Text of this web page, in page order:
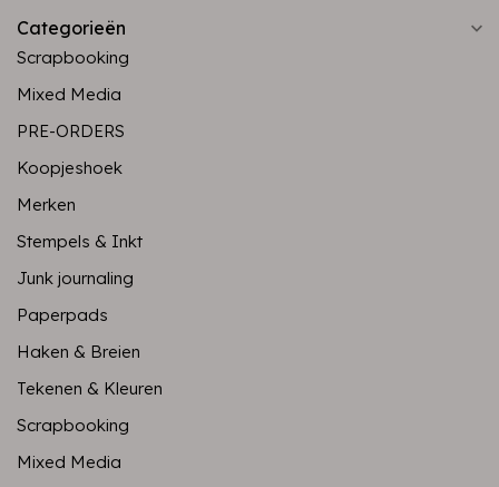
Categorieën
Scrapbooking
Mixed Media
PRE-ORDERS
Koopjeshoek
Merken
Stempels & Inkt
Junk journaling
Paperpads
Haken & Breien
Tekenen & Kleuren
Scrapbooking
Mixed Media